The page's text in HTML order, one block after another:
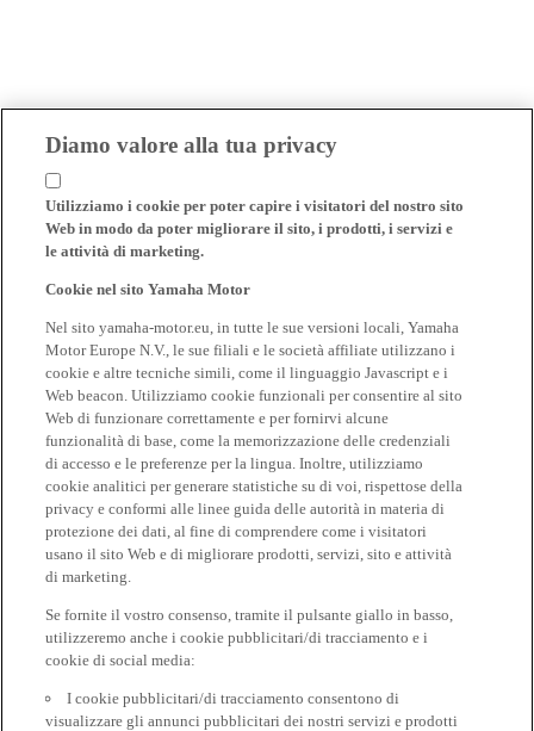
Diamo valore alla tua privacy
Utilizziamo i cookie per poter capire i visitatori del nostro sito
Web in modo da poter migliorare il sito, i prodotti, i servizi e
le attività di marketing.
Cookie nel sito Yamaha Motor
Nel sito yamaha-motor.eu, in tutte le sue versioni locali, Yamaha
Motor Europe N.V., le sue filiali e le società affiliate utilizzano i
cookie e altre tecniche simili, come il linguaggio Javascript e i
Web beacon. Utilizziamo cookie funzionali per consentire al sito
Web di funzionare correttamente e per fornirvi alcune
funzionalità di base, come la memorizzazione delle credenziali
di accesso e le preferenze per la lingua. Inoltre, utilizziamo
cookie analitici per generare statistiche su di voi, rispettose della
privacy e conformi alle linee guida delle autorità in materia di
protezione dei dati, al fine di comprendere come i visitatori
usano il sito Web e di migliorare prodotti, servizi, sito e attività
di marketing.
Se fornite il vostro consenso, tramite il pulsante giallo in basso,
utilizzeremo anche i cookie pubblicitari/di tracciamento e i
cookie di social media:
I cookie pubblicitari/di tracciamento consentono di
visualizzare gli annunci pubblicitari dei nostri servizi e prodotti